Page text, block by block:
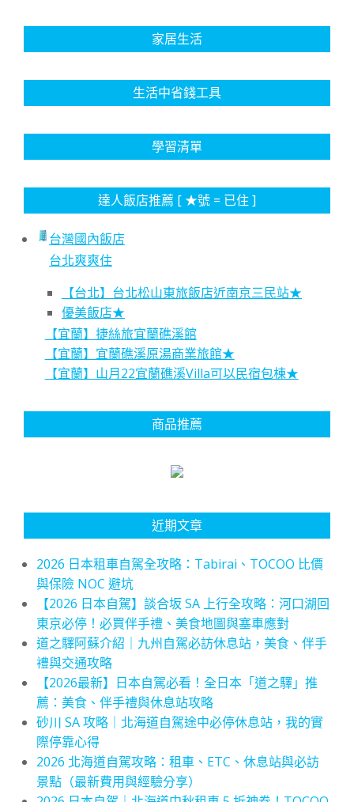
家居生活
生活中省錢工具
學習清單
達人飯店推薦 [ ★號 = 已住 ]
台灣國內飯店
台北爽爽住
【台北】台北松山東旅飯店近南京三民站★
優美飯店★
【宜蘭】捷絲旅宜蘭礁溪館
【宜蘭】宜蘭礁溪原湯商業旅館★
【宜蘭】山月22宜蘭礁溪Villa可以民宿包棟★
商品推薦
近期文章
2026 日本租車自駕全攻略：Tabirai、TOCOO 比價
與保險 NOC 避坑
【2026 日本自駕】談合坂 SA 上行全攻略：河口湖回
東京必停！必買伴手禮、美食地圖與塞車應對
道之驛阿蘇介紹｜九州自駕必訪休息站，美食、伴手
禮與交通攻略
【2026最新】日本自駕必看！全日本「道之驛」推
薦：美食、伴手禮與休息站攻略
砂川 SA 攻略｜北海道自駕途中必停休息站，我的實
際停靠心得
2026 北海道自駕攻略：租車、ETC、休息站與必訪
景點（最新費用與經驗分享）